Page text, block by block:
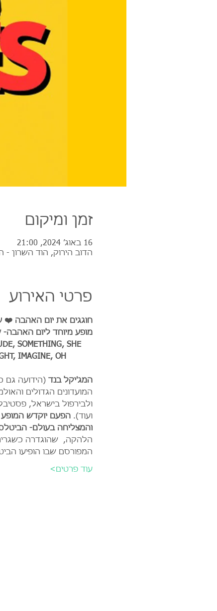
זמן ומיקום
16 באוג׳ 2024, 21:00
הדוב הירוק, הוד השרון -
פרטי האירוע
חוגגים את יום האהבה ❤️
מופע מיוחד ליום
SOMETHING, SHE
IMAGINE, OH
המג'יקל בנד (הידועה
המועדונים הגדולים
ולבירפול בישראל,
ועוד).
והמצליחה בעולם-
הלהקה,  שהוגדרה
המפורסם שבו הופיעו
עוד פרטים>